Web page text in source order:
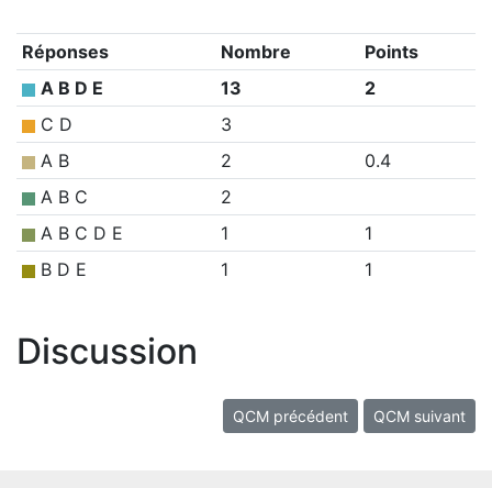
Réponses Nombre
Points
A B D E
13
2
C D
3
A B
2
0.4
A B C
2
A B C D E
1
1
B D E
1 1
Discussion
QCM précédent QCM suivant